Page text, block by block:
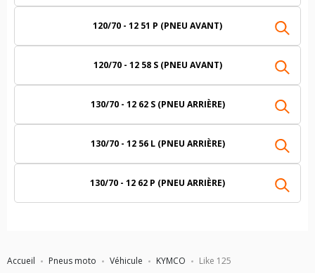
Accueil Pneus moto Véhicule KYMCO Like 125
120/70 - 12 51 P (PNEU AVANT)
120/70 - 12 58 S (PNEU AVANT)
130/70 - 12 62 S (PNEU ARRIÈRE)
130/70 - 12 56 L (PNEU ARRIÈRE)
130/70 - 12 62 P (PNEU ARRIÈRE)